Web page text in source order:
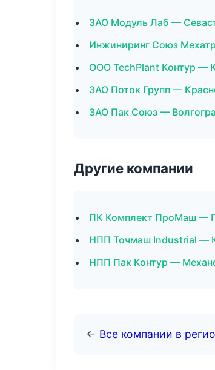
ЗАО Модуль Лаб —
Инжиниринг Союз
ООО TechPlant Контур —
ЗАО Поток Групп —
ЗАО Пак Союз —
Другие компании
ПК Комплект ПроМаш —
НПП Точмаш Industrial —
НПП Пак Контур —
← Все компании в